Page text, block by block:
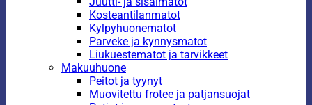
Kosteantilanmatot
Kylpyhuonematot
Parveke ja kynnysmatot
Liukuestematot ja tarvikkeet
Makuuhuone
Peitot ja tyynyt
Muovitettu frotee ja patjansuojat